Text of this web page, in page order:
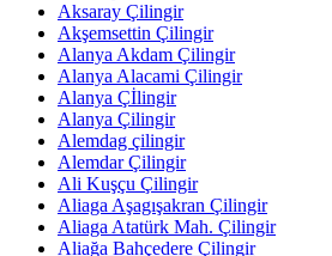
Aksaray Çilingir
Akşemsettin Çilingir
Alanya Akdam Çilingir
Alanya Alacami Çilingir
Alanya Çİlingir
Alanya Çilingir
Alemdag çilingir
Alemdar Çilingir
Ali Kuşçu Çilingir
Aliaga Aşagışakran Çilingir
Aliaga Atatürk Mah. Çilingir
Aliağa Bahçedere Çilingir